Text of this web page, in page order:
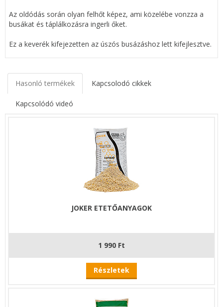
Az oldódás során olyan felhőt képez, ami közelébe vonzza a
busákat és táplálkozásra ingerli őket.
Ez a keverék kifejezetten az úszós busázáshoz lett kifejlesztve.
Hasonló termékek Kapcsolodó cikkek
Kapcsolódó videó
JOKER ETETŐANYAGOK
1 990 Ft
Részletek